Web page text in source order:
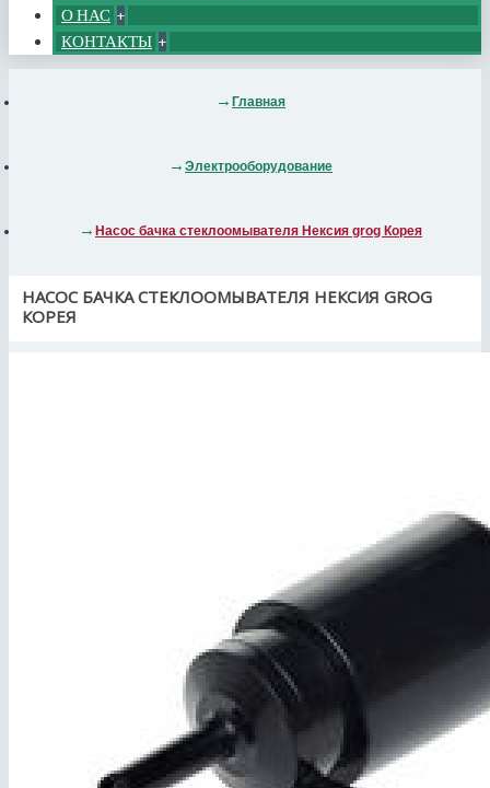
О НАС +
КОНТАКТЫ +
Главная
Электрооборудование
Насос бачка стеклоомывателя Нексия grog Корея
НАСОС БАЧКА СТЕКЛООМЫВАТЕЛЯ НЕКСИЯ GROG
КОРЕЯ